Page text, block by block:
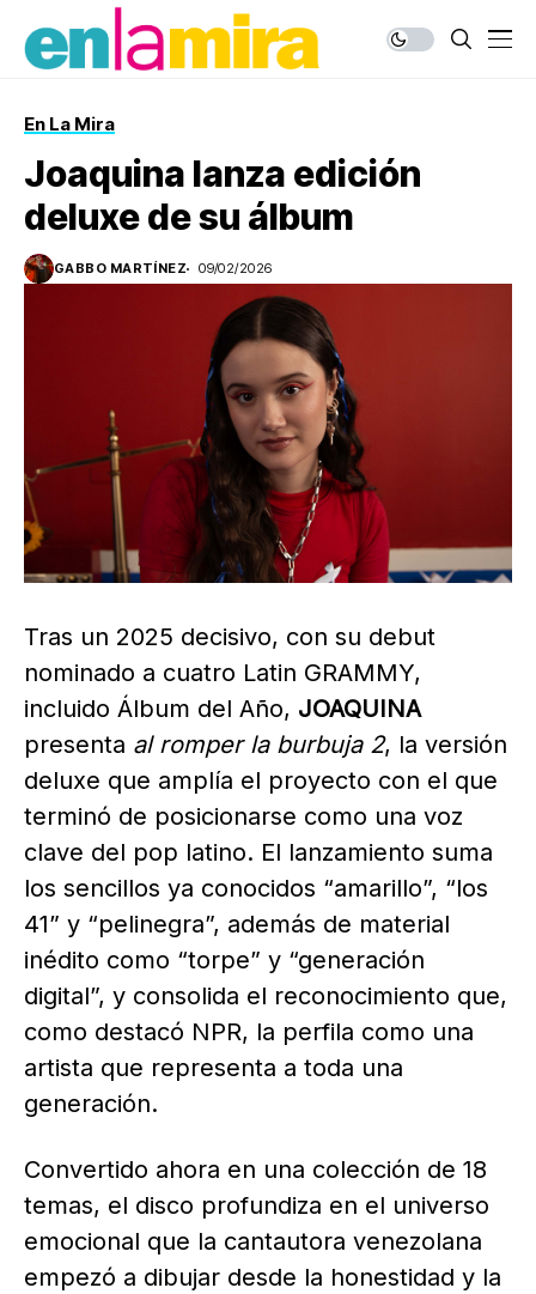
En La Mira
Joaquina lanza edición
deluxe de su álbum
GABBO MARTÍNEZ 09/02/2026
Tras un 2025 decisivo, con su debut
nominado a cuatro Latin GRAMMY,
incluido Álbum del Año, JOAQUINA
presenta al romper la burbuja 2, la versión
deluxe que amplía el proyecto con el que
terminó de posicionarse como una voz
clave del pop latino. El lanzamiento suma
los sencillos ya conocidos “amarillo”, “los
41” y “pelinegra”, además de material
inédito como “torpe” y “generación
digital”, y consolida el reconocimiento que,
como destacó NPR, la perfila como una
artista que representa a toda una
generación.
Convertido ahora en una colección de 18
temas, el disco profundiza en el universo
emocional que la cantautora venezolana
empezó a dibujar desde la honestidad y la